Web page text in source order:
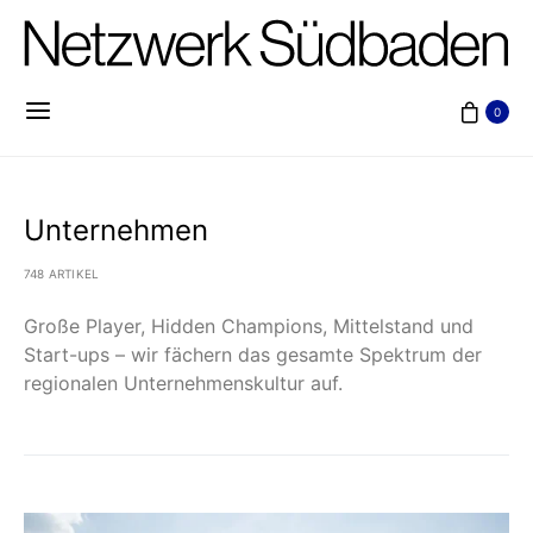
0
Unternehmen
748 ARTIKEL
Große Player, Hidden Champions, Mittelstand und
Start-ups – wir fächern das gesamte Spektrum der
regionalen Unternehmenskultur auf.